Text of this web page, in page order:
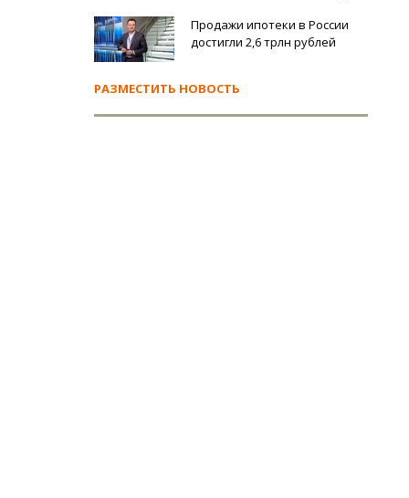
Продажи ипотеки в России
достигли 2,6 трлн рублей
РАЗМЕСТИТЬ НОВОСТЬ